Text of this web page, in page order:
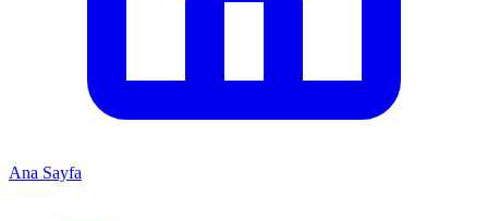
Ana Sayfa